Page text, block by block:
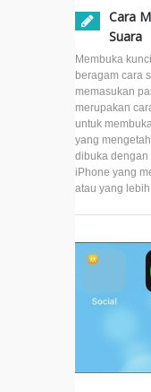
Cara
Suara
Membuka
beragam cara
memasukan
merupakan
untuk
yang
dibuka dengan
iPhone yang
atau yang